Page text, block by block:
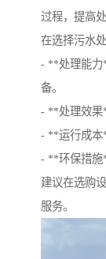
过程，提高
在选择污水
- **处理能力
备。
- **处理效果
- **运行成本
- **环保措施
建议在选购
服务。